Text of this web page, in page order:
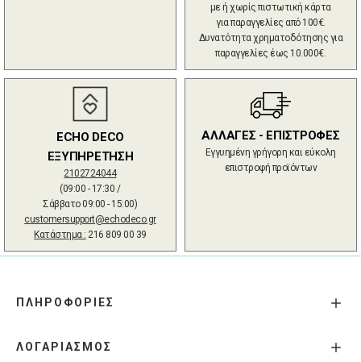
με ή χωρίς πιστωτική κάρτα
για παραγγελίες από 100€.
Δυνατότητα χρηματοδότησης για
παραγγελίες έως 10.000€.
ECHO DECO
ΕΞΥΠΗΡΕΤΗΣΗ
2102724044
(09:00 - 17:30 /
Σάββατο 09:00 - 15:00)
customersupport@echodeco.gr
Κατάστημα : 216 809 00 39
ΑΛΛΑΓΕΣ - ΕΠΙΣΤΡΟΦΕΣ
Εγγυημένη γρήγορη και εύκολη
επιστροφή προϊόντων
ΠΛΗΡΟΦΟΡΙΕΣ
ΛΟΓΑΡΙΑΣΜΟΣ